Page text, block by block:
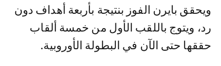
ويحقق بايرن الفوز بنتيجة بأربعة أهداف دون
رد، ويتوج باللقب الأول من خمسة ألقاب
حققها حتى الآن في البطولة الأوروبية.